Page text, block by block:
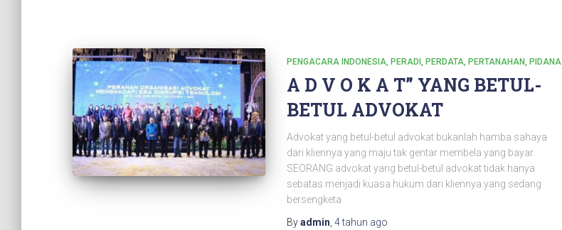
PENGACARA INDONESIA PERADI PERDATA PERTANAHAN PIDANA
A D V O K A T” YANG BETUL-
BETUL ADVOKAT
Advokat yang betul-betul advokat bukanlah hamba sahaya
dari kliennya yang maju tak gentar membela yang bayar.
SEORANG advokat yang betul-betul advokat tidak hanya
sebatas menjadi kuasa hukum dari kliennya yang sedang
bersengketa
Byadmin 4 tahun ago